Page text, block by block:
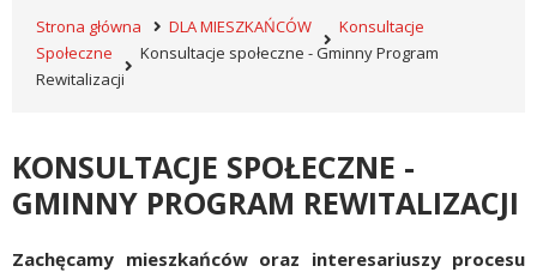
Strona główna DLA MIESZKAŃCÓW
Konsultacje
Społeczne
Konsultacje społeczne - Gminny Program
Rewitalizacji
KONSULTACJE SPOŁECZNE -
GMINNY PROGRAM REWITALIZACJI
Zachęcamy mieszkańców oraz interesariuszy procesu